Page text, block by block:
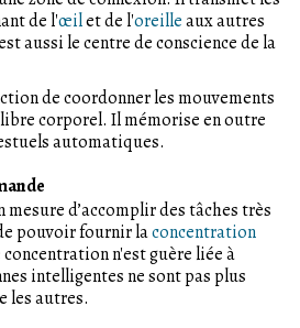
de l'œilet de l'oreilleaux autres
aussi le centre de conscience de la
de coordonner les mouvements
corporel. Il mémorise en outre
automatiques.
mesure d’accomplir des tâches très
pouvoir fournir laconcentration
n'est guère liée à
intelligentes ne sont pas plus
les autres.